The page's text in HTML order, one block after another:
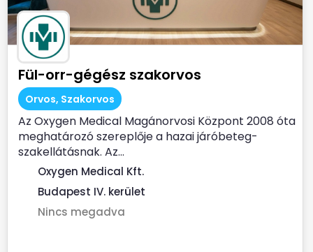
Fül-orr-gégész szakorvos
Orvos, Szakorvos
Az Oxygen Medical Magánorvosi Központ 2008 óta
meghatározó szereplője a hazai járóbeteg-
szakellátásnak. Az...
Oxygen Medical Kft.
Budapest IV. kerület
Nincs megadva